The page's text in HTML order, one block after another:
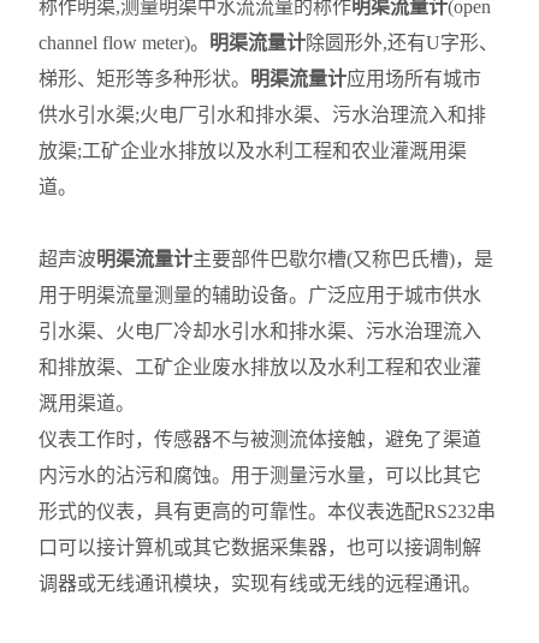
称作明渠,测量明渠中水流流量的称作明渠流量计(open
channel flow meter)。 明渠流量计除圆形外,还有U字形、
梯形、矩形等多种形状。 明渠流量计应用场所有城市
供水引水渠;火电厂引水和排水渠、污水治理流入和排
放渠;工矿企业水排放以及水利工程和农业灌溉用渠
道。
超声波明渠流量计主要部件巴歇尔槽(又称巴氏槽)，是
用于明渠流量测量的辅助设备。广泛应用于城市供水
引水渠、火电厂冷却水引水和排水渠、污水治理流入
和排放渠、工矿企业废水排放以及水利工程和农业灌
溉用渠道。
仪表工作时，传感器不与被测流体接触，避免了渠道
内污水的沾污和腐蚀。用于测量污水量，可以比其它
形式的仪表，具有更高的可靠性。本仪表选配RS232串
口可以接计算机或其它数据采集器，也可以接调制解
调器或无线通讯模块，实现有线或无线的远程通讯。